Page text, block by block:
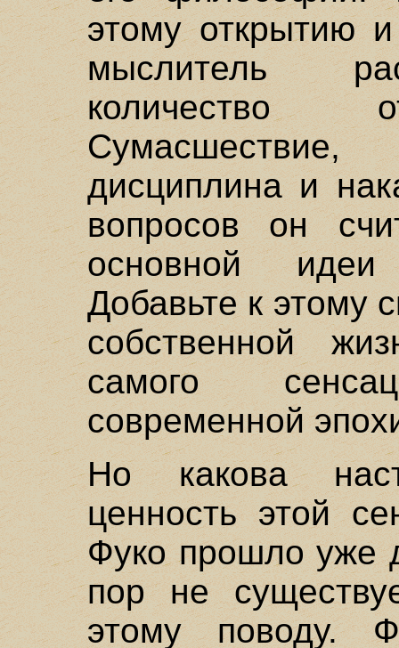
этому открытию
мыслитель
количество
дисциплина и
вопросов он
основной
Добавьте к этому
собственной
самого
современной
Но какова
ценность этой
Фуко прошло уже
пор не
этому поводу.